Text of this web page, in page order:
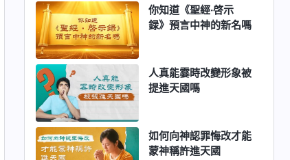
你知道《聖經·啓示
録》預言中神的新名嗎
人真能霎時改變形象被
提進天國嗎
如何向神認罪悔改才能
蒙神稱許進天國